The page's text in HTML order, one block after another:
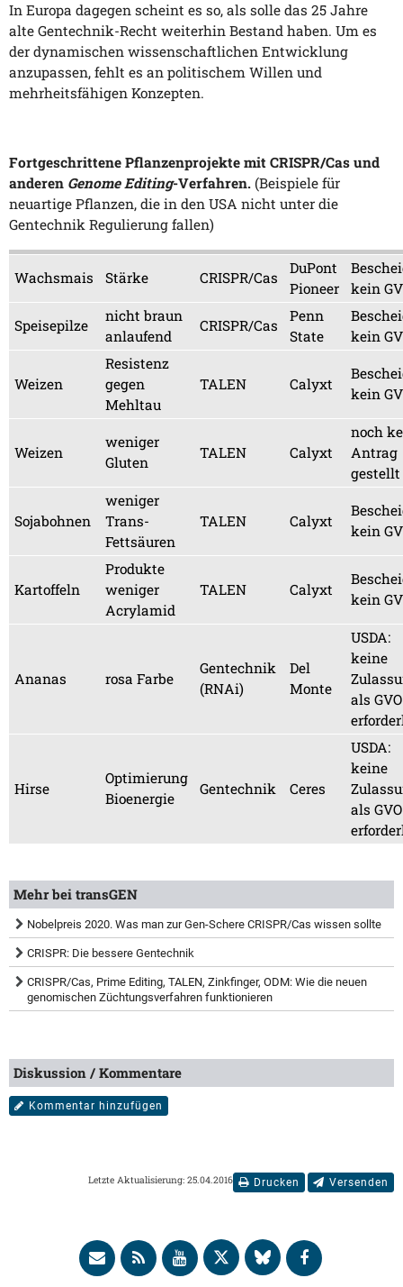
In Europa dagegen scheint es so, als solle das 25 Jahre
alte Gentechnik-Recht weiterhin Bestand haben. Um es
der dynamischen wissenschaftlichen Entwicklung
anzupassen, fehlt es an politischem Willen und
mehrheitsfähigen Konzepten.
Fortgeschrittene Pflanzenprojekte mit CRISPR/Cas und
anderen Genome Editing-Verfahren. (Beispiele für
neuartige Pflanzen, die in den USA nicht unter die
Gentechnik Regulierung fallen)
Wachsmais Stärke CRISPR/Cas
DuPont
Pioneer
kein
Speisepilze
nicht braun
anlaufend
CRISPR/Cas
Penn
State
kein
Weizen
Resistenz
gegen
Mehltau
TALEN Calyxt
kein
Weizen
weniger
Gluten
TALEN Calyxt
noch
Antrag
gestellt
Sojabohnen
weniger
Trans-
Fettsäuren
TALEN Calyxt
kein
Kartoffeln
Produkte
weniger
Acrylamid
TALEN Calyxt
kein
Ananas rosa Farbe
Gentechnik
(RNAi)
Del
Monte
USDA:
keine
als GVO
Hirse
Optimierung
Bioenergie
Gentechnik Ceres
USDA:
keine
als GVO
Mehr bei transGEN
Nobelpreis 2020. Was man zur Gen-Schere CRISPR/Cas wissen sollte
CRISPR: Die bessere Gentechnik
CRISPR/Cas, Prime Editing, TALEN, Zinkfinger, ODM: Wie die neuen
genomischen Züchtungsverfahren funktionieren
Diskussion / Kommentare
Kommentar hinzufügen
Drucken Versenden
Letzte Aktualisierung: 25.04.2016